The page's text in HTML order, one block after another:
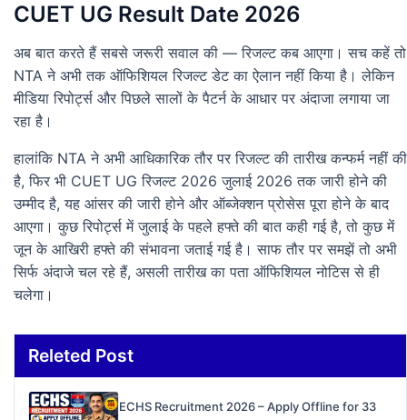
CUET UG Result Date 2026
अब बात करते हैं सबसे जरूरी सवाल की — रिजल्ट कब आएगा। सच कहें तो
NTA ने अभी तक ऑफिशियल रिजल्ट डेट का ऐलान नहीं किया है। लेकिन
मीडिया रिपोर्ट्स और पिछले सालों के पैटर्न के आधार पर अंदाजा लगाया जा
रहा है।
हालांकि NTA ने अभी आधिकारिक तौर पर रिजल्ट की तारीख कन्फर्म नहीं की
है, फिर भी CUET UG रिजल्ट 2026 जुलाई 2026 तक जारी होने की
उम्मीद है, यह आंसर की जारी होने और ऑब्जेक्शन प्रोसेस पूरा होने के बाद
आएगा। कुछ रिपोर्ट्स में जुलाई के पहले हफ्ते की बात कही गई है, तो कुछ में
जून के आखिरी हफ्ते की संभावना जताई गई है। साफ तौर पर समझें तो अभी
सिर्फ अंदाजे चल रहे हैं, असली तारीख का पता ऑफिशियल नोटिस से ही
चलेगा।
Releted Post
ECHS Recruitment 2026 – Apply Offline for 33